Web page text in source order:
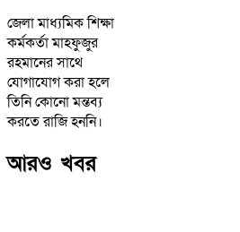
জেলা মাধ্যমিক শিক্ষা
কর্মকর্তা মাহফুজুর
রহমানের সাথে
যোগাযোগ করা হলে
তিনি কোনো মন্তব্য
করতে রাজি হননি।
আরও খবর